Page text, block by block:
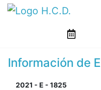
Información de
2021 - E - 1825